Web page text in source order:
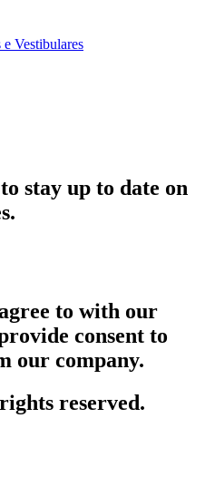
Vestibulares
stay up to date on
to with our
consent to
our company.
reserved.